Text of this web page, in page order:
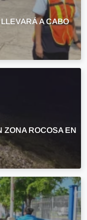
A CABO
ZONA ROCOSA EN